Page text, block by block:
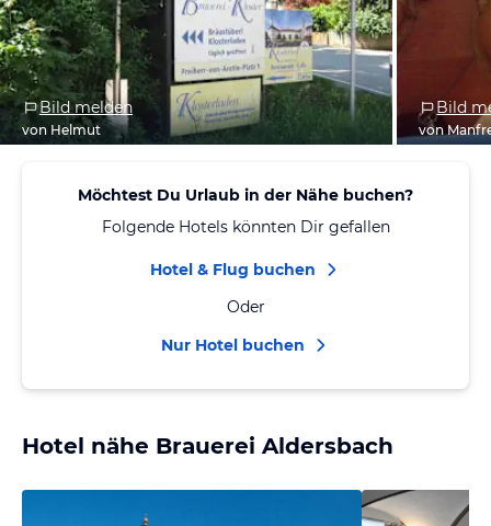
Bild melden
von Helmut
Bild
von
Möchtest Du Urlaub in der Nähe buchen?
Folgende Hotels könnten Dir gefallen
Hotel & Flug buchen
Oder
Nur Hotel buchen
Hotel nähe Brauerei Aldersbach